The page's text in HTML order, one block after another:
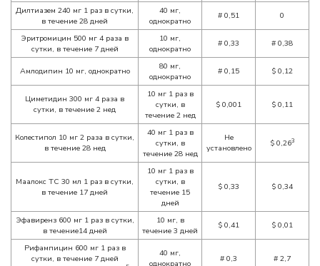
Дилтиазем 240 мг 1 раз в сутки,
в течение 28 дней
40 мг,
однократно
# 0,51 0
Эритромицин 500 мг 4 раза в
сутки, в течение 7 дней
10 мг,
однократно
# 0,33 # 0,38
Амлодипин 10 мг, однократно
80 мг,
однократно
# 0,15 $ 0,12
Циметидин 300 мг 4 раза в
сутки, в течение 2 нед
10 мг 1 раз в
сутки, в
течение 2 нед
$ 0,001 $ 0,11
Колестипол 10 мг 2 раза в сутки,
в течение 28 нед
40 мг 1 раз в
сутки, в
течение 28 нед
Не
установлено
$0,263
Маалокс ТС 30 мл 1 раз в сутки,
в течение 17 дней
10 мг 1 раз в
сутки, в
течение 15
дней
$ 0,33 $ 0,34
Эфавиренз 600 мг 1 раз в сутки,
в течение14 дней
10 мг, в
течение 3 дней
$ 0,41 $ 0,01
Рифампицин 600 мг 1 раз в
сутки, в течение 7 дней
40 мг,
однократно
# 0,3 # 2,7